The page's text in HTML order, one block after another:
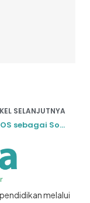
SELANJUTNYA
Peran EduOS sebagai Solusi Pendidikan di Sekolah Daerah
melalui